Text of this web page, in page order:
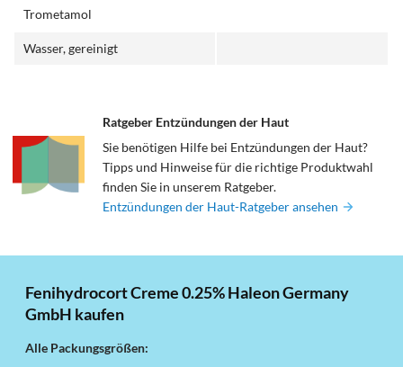
Trometamol
Wasser, gereinigt
Ratgeber Entzündungen der Haut
Sie benötigen Hilfe bei Entzündungen der Haut?
Tipps und Hinweise für die richtige Produktwahl
finden Sie in unserem Ratgeber.
Entzündungen der Haut-Ratgeber ansehen
Fenihydrocort Creme 0.25% Haleon Germany
GmbH kaufen
Alle Packungsgrößen: